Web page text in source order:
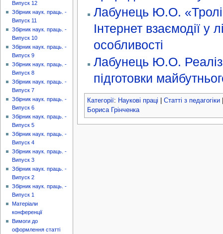
Лабунець Ю.О.
Інтернет взаємодії у
особливості
Лабунець Ю.О.
підготовки
Категорії: Наукові праці Статті з педагогіки
Бориса Грінченка
Випуск 12
Збірник наук. праць. -
Випуск 11
Збірник наук. праць. -
Випуск 10
Збірник наук. праць. -
Випуск 9
Збірник наук. праць. -
Випуск 8
Збірник наук. праць. -
Випуск 7
Збірник наук. праць. -
Випуск 6
Збірник наук. праць. -
Випуск 5
Збірник наук. праць. -
Випуск 4
Збірник наук. праць. -
Випуск 3
Збірник наук. праць. -
Випуск 2
Збірник наук. праць. -
Випуск 1
Матеріали
конференції
Вимоги до
оформлення статті